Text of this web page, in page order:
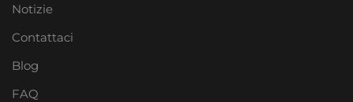
Notizie
Contattaci
Blog
FAQ